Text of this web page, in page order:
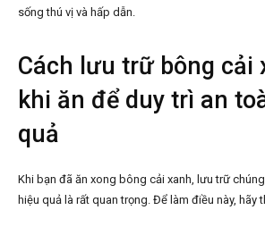
sống thú vị và hấp dẫn.
Cách lưu trữ bông cải
khi ăn để duy trì an
quả
Khi bạn đã ăn xong bông cải xanh, lưu trữ
hiệu quả là rất quan trọng. Để làm điều này, hãy